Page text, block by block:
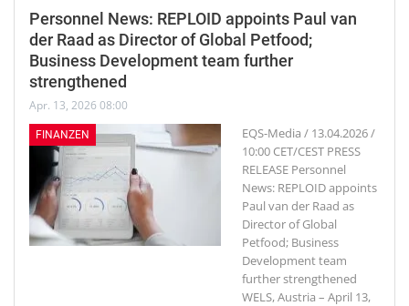
Personnel News: REPLOID appoints Paul van
der Raad as Director of Global Petfood;
Business Development team further
strengthened
Apr. 13, 2026 08:00
FINANZEN
EQS-Media / 13.04.2026 /
10:00 CET/CEST PRESS
RELEASE Personnel
News: REPLOID appoints
Paul van der Raad as
Director of Global
Petfood; Business
Development team
further strengthened
WELS, Austria – April 13,